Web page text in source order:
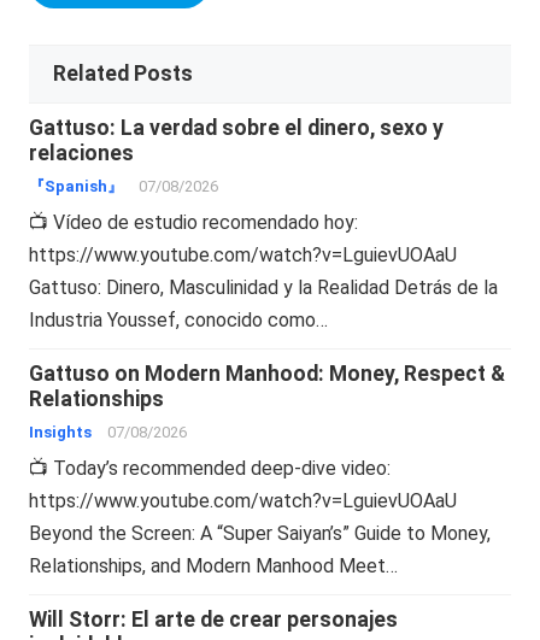
Related Posts
Gattuso: La verdad sobre el dinero, sexo y
relaciones
『Spanish』 07/08/2026
📺 Vídeo de estudio recomendado hoy:
https://www.youtube.com/watch?v=LguievUOAaU
Gattuso: Dinero, Masculinidad y la Realidad Detrás de la
Industria Youssef, conocido como…
Gattuso on Modern Manhood: Money, Respect &
Relationships
Insights 07/08/2026
📺 Today’s recommended deep-dive video:
https://www.youtube.com/watch?v=LguievUOAaU
Beyond the Screen: A “Super Saiyan’s” Guide to Money,
Relationships, and Modern Manhood Meet…
Will Storr: El arte de crear personajes